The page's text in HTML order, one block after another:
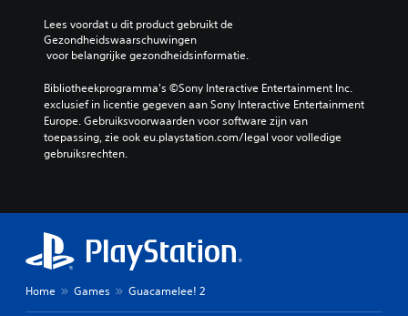
Lees voordat u dit product gebruikt de
Gezondheidswaarschuwingen
voor belangrijke gezondheidsinformatie.
Bibliotheekprogramma's ©Sony Interactive Entertainment Inc.
exclusief in licentie gegeven aan Sony Interactive Entertainment
Europe. Gebruiksvoorwaarden voor software zijn van
toepassing, zie ook eu.playstation.com/legal voor volledige
gebruiksrechten.
Home Games Guacamelee! 2